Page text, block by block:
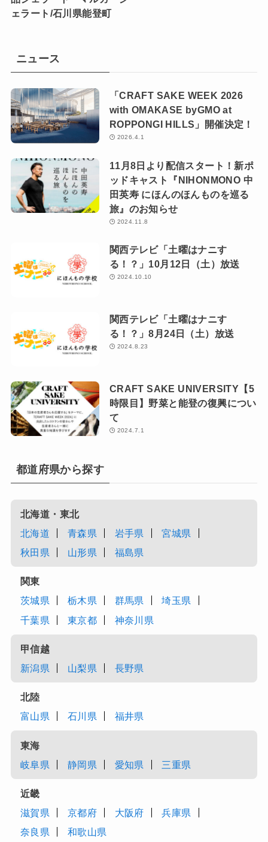
ェラート/石川県能登町
ニュース
「CRAFT SAKE WEEK 2026
with OMAKASE byGMO at
ROPPONGI HILLS」開催決定！
2026.4.1
11月8日より配信スタート！新ポ
ッドキャスト『NIHONMONO 中
田英寿 にほんのほんものを巡る
旅』のお知らせ
2024.11.8
関西テレビ「土曜はナニす
る！？」10月12日（土）放送
2024.10.10
関西テレビ「土曜はナニす
る！？」8月24日（土）放送
2024.8.23
CRAFT SAKE UNIVERSITY【5
時限目】野菜と能登の復興につい
て
2024.7.1
都道府県から探す
北海道・東北
北海道
青森県 岩手県
宮城県
秋田県
山形県 福島県
関東
茨城県
栃木県 群馬県
埼玉県
千葉県
東京都 神奈川県
甲信越
新潟県
山梨県 長野県
北陸
富山県
石川県 福井県
東海
岐阜県
静岡県 愛知県 三重県
近畿
滋賀県
京都府 大阪府
兵庫県
奈良県
和歌山県